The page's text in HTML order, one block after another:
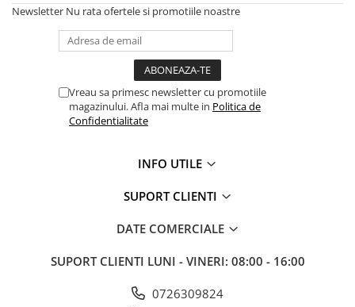
Ciocane demolatoare
Ciocane rotopercutoare
Fierastraie electrice
Masini de gaurit si insurubat
Masini de insurubat cu impact
Strunguri
Newsletter Nu rata ofertele si promotiile noastre
Vreau sa primesc newsletter cu promotiile
magazinului. Afla mai multe in Politica de
Confidentialitate
INFO UTILE
SUPORT CLIENTI
DATE COMERCIALE
SUPORT CLIENTI LUNI - VINERI: 08:00 - 16:00
0726309824